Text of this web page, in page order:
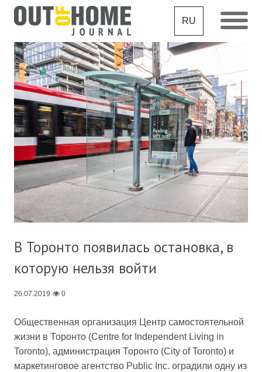
RU
В Торонто появилась остановка, в
которую нельзя войти
26.07.2019 0
Общественная организация Центр самостоятельной
жизни в Торонто (Centre for Independent Living in
Toronto), администрация Торонто (City of Toronto) и
маркетинговое агентство Public Inc. оградили одну из